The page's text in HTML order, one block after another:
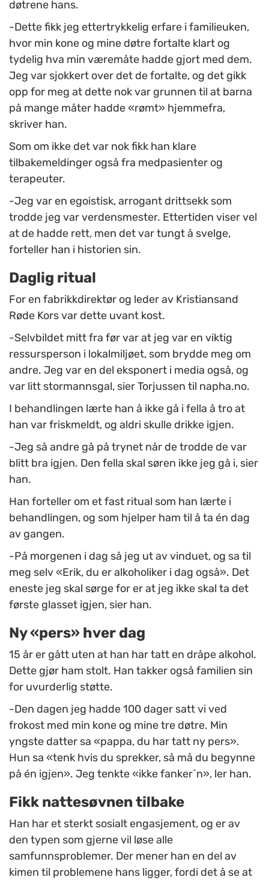
døtrene hans.
-Dette fikk jeg ettertrykkelig erfare i familieuken,
hvor min kone og mine døtre fortalte klart og
tydelig hva min væremåte hadde gjort med dem.
Jeg var sjokkert over det de fortalte, og det gikk
opp for meg at dette nok var grunnen til at barna
på mange måter hadde «rømt» hjemmefra,
skriver han.
Som om ikke det var nok fikk han klare
tilbakemeldinger også fra medpasienter og
terapeuter.
-Jeg var en egoistisk, arrogant drittsekk som
trodde jeg var verdensmester. Ettertiden viser vel
at de hadde rett, men det var tungt å svelge,
forteller han i historien sin.
Daglig ritual
For en fabrikkdirektør og leder av Kristiansand
Røde Kors var dette uvant kost.
-Selvbildet mitt fra før var at jeg var en viktig
ressursperson i lokalmiljøet, som brydde meg om
andre. Jeg var en del eksponert i media også, og
var litt stormannsgal, sier Torjussen til napha.no.
I behandlingen lærte han å ikke gå i fella å tro at
han var friskmeldt, og aldri skulle drikke igjen.
-Jeg så andre gå på trynet når de trodde de var
blitt bra igjen. Den fella skal søren ikke jeg gå i, sier
han.
Han forteller om et fast ritual som han lærte i
behandlingen, og som hjelper ham til å ta én dag
av gangen.
-På morgenen i dag så jeg ut av vinduet, og sa til
meg selv «Erik, du er alkoholiker i dag også». Det
eneste jeg skal sørge for er at jeg ikke skal ta det
første glasset igjen, sier han.
Ny «pers» hver dag
15 år er gått uten at han har tatt en dråpe alkohol.
Dette gjør ham stolt. Han takker også familien sin
for uvurderlig støtte.
-Den dagen jeg hadde 100 dager satt vi ved
frokost med min kone og mine tre døtre. Min
yngste datter sa «pappa, du har tatt ny pers».
Hun sa «tenk hvis du sprekker, så må du begynne
på én igjen». Jeg tenkte «ikke fanker´n», ler han.
Fikk nattesøvnen tilbake
Han har et sterkt sosialt engasjement, og er av
den typen som gjerne vil løse alle
samfunnsproblemer. Der mener han en del av
kimen til problemene hans ligger, fordi det å se at